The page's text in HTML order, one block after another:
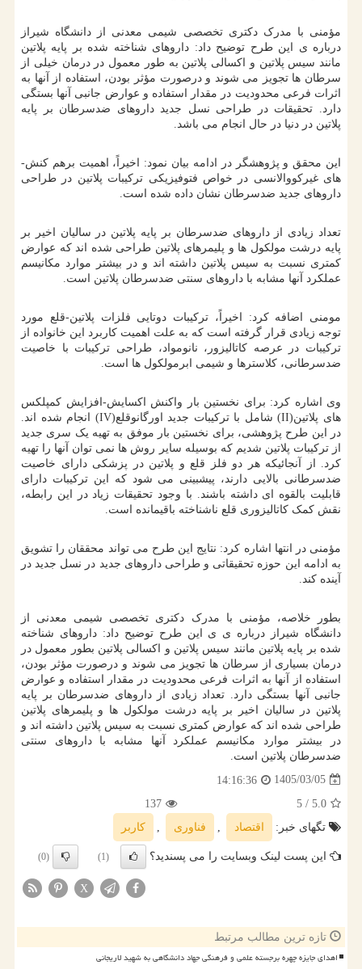
مؤمنی با مدرک دکتری تخصصی شیمی معدنی از دانشگاه شیراز
درباره ی این طرح توضیح داد: داروهای شناخته شده بر پایه پلاتین
مانند سیس پلاتین و اکسالی پلاتین به طور معمول در درمان خیلی از
سرطان ها تجویز می شوند و درصورت مؤثر بودن، استفاده از آنها به
اثرات فرعی محدودیت در مقدار استفاده و عوارض جانبی آنها بستگی
دارد. تحقیقات در طراحی نسل جدید داروهای ضدسرطان بر پایه
پلاتین در دنیا در حال انجام می باشد.
این محقق و پژوهشگر در ادامه بیان نمود: اخیراً، اهمیت برهم کنش-
های غیرکووالانسی در خواص فتوفیزیکی ترکیبات پلاتین در طراحی
داروهای جدید ضدسرطان نشان داده شده است.
تعداد زیادی از داروهای ضدسرطان بر پایه پلاتین در سالیان اخیر بر
پایه درشت مولکول ها و پلیمرهای پلاتین طراحی شده اند که عوارض
کمتری نسبت به سیس پلاتین داشته اند و در بیشتر موارد مکانیسم
عملکرد آنها مشابه با داروهای سنتی ضدسرطان پلاتین است.
مومنی اضافه کرد: اخیراً، ترکیبات دوتایی فلزات پلاتین-قلع مورد
توجه زیادی قرار گرفته است که به علت اهمیت کاربرد این خانواده از
ترکیبات در عرصه کاتالیزور، نانومواد، طراحی ترکیبات با خاصیت
ضدسرطانی، کلاسترها و شیمی ابرمولکول ها است.
وی اشاره کرد: برای نخستین بار واکنش اکسایش-افزایش کمپلکس
های پلاتین(II) شامل با ترکیبات جدید اورگانوقلع(IV) انجام شده اند.
در این طرح پژوهشی، برای نخستین بار موفق به تهیه یک سری جدید
از ترکیبات پلاتین شدیم که بوسیله سایر روش ها نمی توان آنها را تهیه
کرد. از آنجائیکه هر دو فلز قلع و پلاتین در پزشکی دارای خاصیت
ضدسرطانی بالایی دارند، پیشبینی می شود که این ترکیبات دارای
قابلیت بالقوه ای داشته باشند. با وجود تحقیقات زیاد در این رابطه،
نقش کمک کاتالیزوری قلع ناشناخته باقیمانده است.
مؤمنی در انتها اشاره کرد: نتایج این طرح می تواند محققان را تشویق
به ادامه این حوزه تحقیقاتی و طراحی داروهای جدید در نسل جدید در
آینده کند.
بطور خلاصه، مؤمنی با مدرک دکتری تخصصی شیمی معدنی از
دانشگاه شیراز درباره ی ی این طرح توضیح داد: داروهای شناخته
شده بر پایه پلاتین مانند سیس پلاتین و اکسالی پلاتین بطور معمول در
درمان بسیاری از سرطان ها تجویز می شوند و درصورت مؤثر بودن،
استفاده از آنها به اثرات فرعی محدودیت در مقدار استفاده و عوارض
جانبی آنها بستگی دارد. تعداد زیادی از داروهای ضدسرطان بر پایه
پلاتین در سالیان اخیر بر پایه درشت مولکول ها و پلیمرهای پلاتین
طراحی شده اند که عوارض کمتری نسبت به سیس پلاتین داشته اند و
در بیشتر موارد مکانیسم عملکرد آنها مشابه با داروهای سنتی
ضدسرطان پلاتین است.
1405/03/05
14:16:36
5.0
/ 5
137
تگهای خبر:
اقتصاد فناوری كاربر
این پست لینک وبسایت را می پسندید؟ (1)
(0)
X
تازه ترین مطالب مرتبط
اهدای جایزه چهره برجسته علمی و فرهنگی جهاد دانشگاهی به شهید لاریجانی